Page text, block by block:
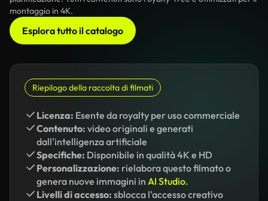
montaggio in 4K.
Esplora tutto il catalogo
Riepilogo della raccolta di filmati
Licenza: Esente da royalty per uso commerciale
Contenuto: video originali e generati
dall'intelligenza artificiale
Specifiche: Disponibile in qualità 4K e HD
Personalizzazione: rielabora questo filmato o
genera nuove immagini in AI Studio.
Livelli di accesso: sblocca l'accesso creativo